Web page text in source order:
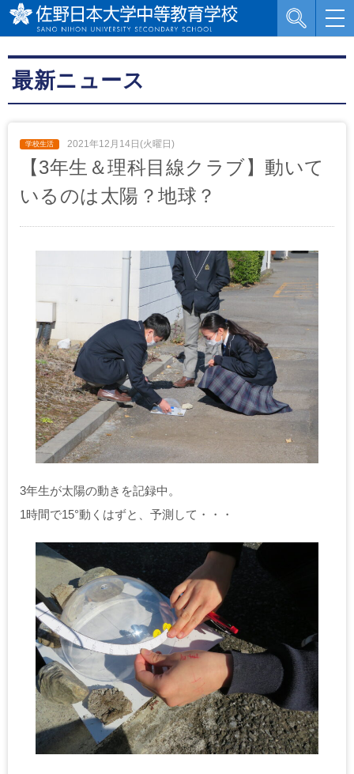
最新ニュース
2021年12月14日(火曜日)
【3年生＆理科目線クラブ】動いて
いるのは太陽？地球？
3年生が太陽の動きを記録中。
1時間で15°動くはずと、予測して・・・